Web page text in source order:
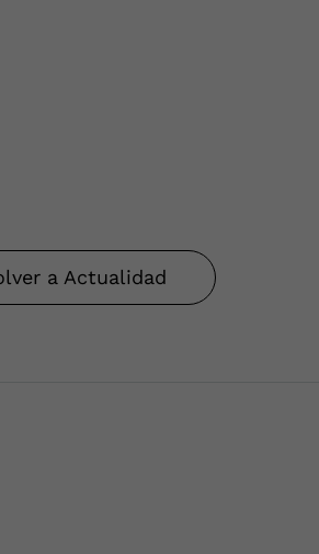
a Actualidad